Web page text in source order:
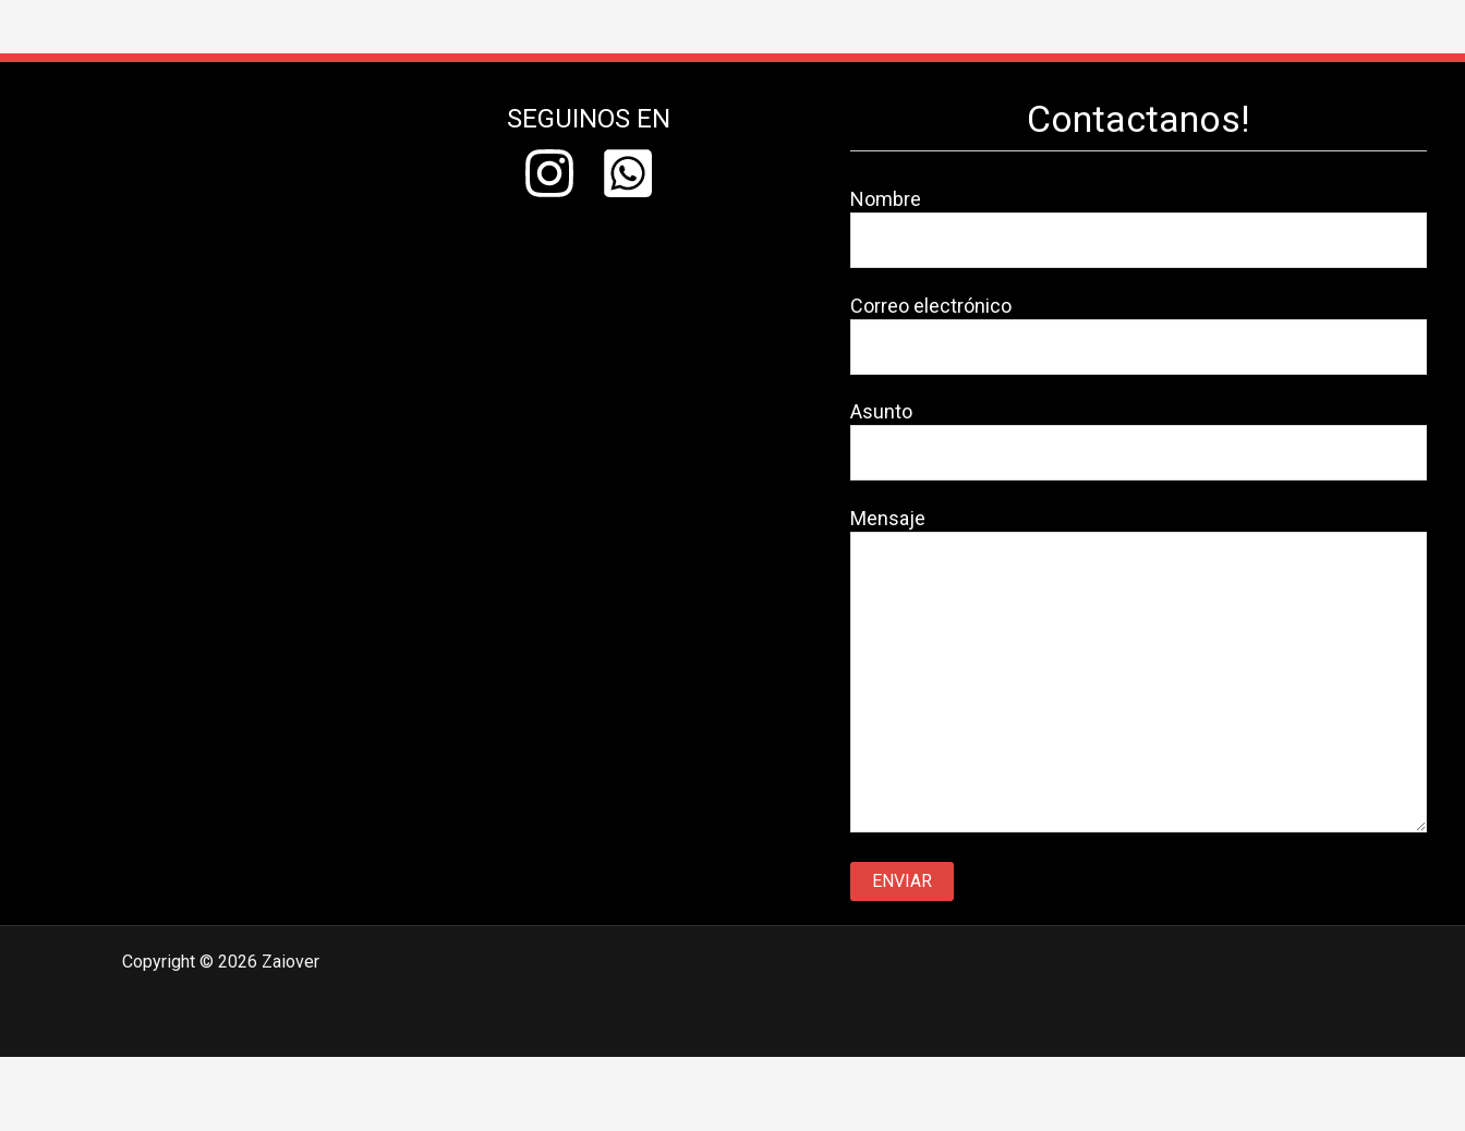
SEGUINOS EN Contactanos!
Nombre
Correo electrónico
Asunto
Mensaje
Copyright © 2026 Zaiover